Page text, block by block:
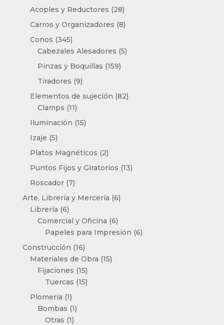
productos
Acoples y Reductores 2828
productos
Carros y Organizadores 88
Conos 345345
productos
Cabezales Alesadores 55
Pinzas y Boquillas 159159
Tiradores 99
productos
Elementos de sujeción 8282
Clamps 1111
productos
Iluminación 1515
Izaje 55
productos
Platos Magnéticos 22
productos
Puntos Fijos y Giratorios 1313
Roscador 77
productos
Arte, Librería y Mercería 66
Librería 66
productos
Comercial y Oficina 66
productos
Papeles para Impresión 66
Construcción 1616
productos
Materiales de Obra 1515
Fijaciones 1515
productos
Tuercas 1515
Plomería 11
producto
Bombas 11
Otras 11